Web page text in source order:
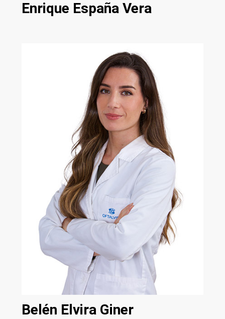
Enrique España Vera
Belén Elvira Giner